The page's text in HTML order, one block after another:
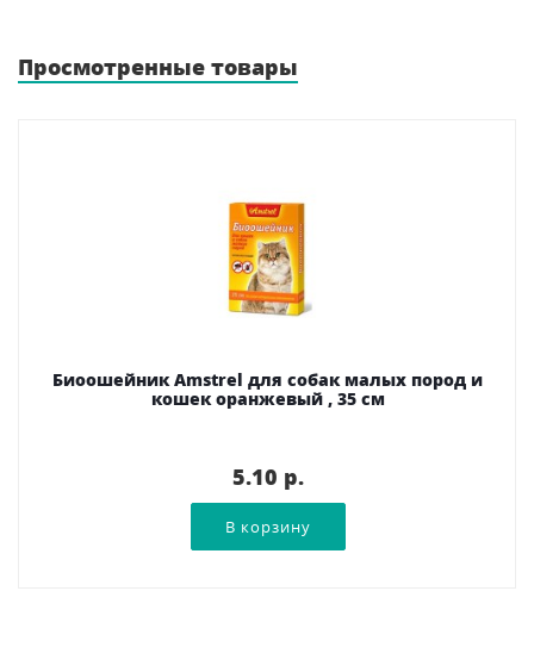
Просмотренные товары
Биоошейник Amstrel для собак малых пород и
кошек оранжевый , 35 см
5.10 p.